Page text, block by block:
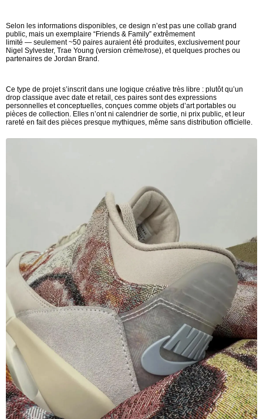
Selon les informations disponibles, ce design n’est pas une collab grand
public, mais un exemplaire “Friends & Family” extrêmement
limité — seulement ~50 paires auraient été produites, exclusivement pour
Nigel Sylvester, Trae Young (version crème/rose), et quelques proches ou
partenaires de Jordan Brand.
Ce type de projet s’inscrit dans une logique créative très libre : plutôt qu’un
drop classique avec date et retail, ces paires sont des expressions
personnelles et conceptuelles, conçues comme objets d’art portables ou
pièces de collection. Elles n’ont ni calendrier de sortie, ni prix public, et leur
rareté en fait des pièces presque mythiques, même sans distribution officielle.